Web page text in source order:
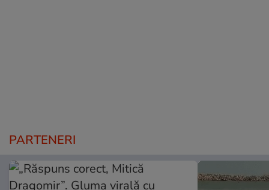
PARTENERI